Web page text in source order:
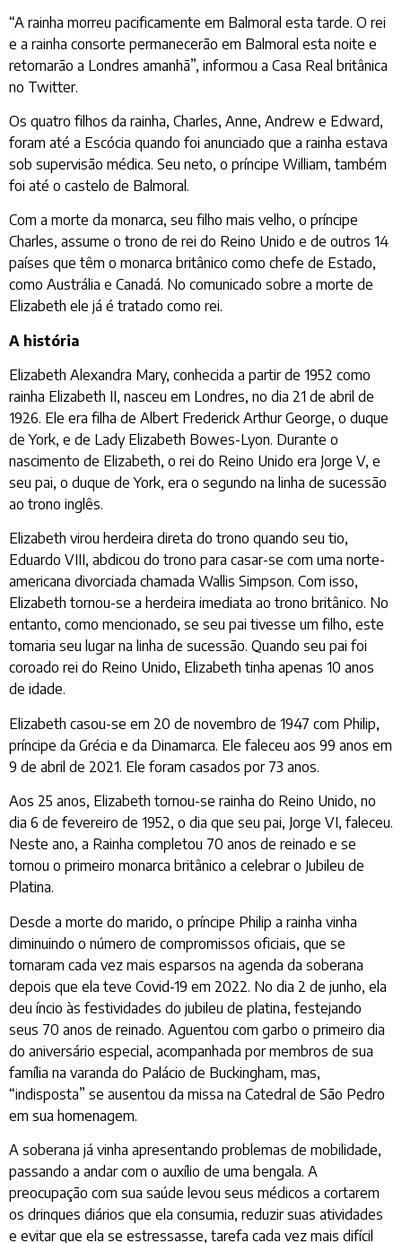
“A rainha morreu pacificamente em Balmoral esta tarde. O rei
e a rainha consorte permanecerão em Balmoral esta noite e
retornarão a Londres amanhã”, informou a Casa Real britânica
no Twitter.
Os quatro filhos da rainha, Charles, Anne, Andrew e Edward,
foram até a Escócia quando foi anunciado que a rainha estava
sob supervisão médica. Seu neto, o príncipe William, também
foi até o castelo de Balmoral.
Com a morte da monarca, seu filho mais velho, o príncipe
Charles, assume o trono de rei do Reino Unido e de outros 14
países que têm o monarca britânico como chefe de Estado,
como Austrália e Canadá. No comunicado sobre a morte de
Elizabeth ele já é tratado como rei.
A história
Elizabeth Alexandra Mary, conhecida a partir de 1952 como
rainha Elizabeth II, nasceu em Londres, no dia 21 de abril de
1926. Ele era filha de Albert Frederick Arthur George, o duque
de York, e de Lady Elizabeth Bowes-Lyon. Durante o
nascimento de Elizabeth, o rei do Reino Unido era Jorge V, e
seu pai, o duque de York, era o segundo na linha de sucessão
ao trono inglês.
Elizabeth virou herdeira direta do trono quando seu tio,
Eduardo VIII, abdicou do trono para casar-se com uma norte-
americana divorciada chamada Wallis Simpson. Com isso,
Elizabeth tornou-se a herdeira imediata ao trono britânico. No
entanto, como mencionado, se seu pai tivesse um filho, este
tomaria seu lugar na linha de sucessão. Quando seu pai foi
coroado rei do Reino Unido, Elizabeth tinha apenas 10 anos
de idade.
Elizabeth casou-se em 20 de novembro de 1947 com Philip,
príncipe da Grécia e da Dinamarca. Ele faleceu aos 99 anos em
9 de abril de 2021. Ele foram casados por 73 anos.
Aos 25 anos, Elizabeth tornou-se rainha do Reino Unido, no
dia 6 de fevereiro de 1952, o dia que seu pai, Jorge VI, faleceu.
Neste ano, a Rainha completou 70 anos de reinado e se
tornou o primeiro monarca britânico a celebrar o Jubileu de
Platina.
Desde a morte do marido, o príncipe Philip a rainha vinha
diminuindo o número de compromissos oficiais, que se
tornaram cada vez mais esparsos na agenda da soberana
depois que ela teve Covid-19 em 2022. No dia 2 de junho, ela
deu íncio às festividades do jubileu de platina, festejando
seus 70 anos de reinado. Aguentou com garbo o primeiro dia
do aniversário especial, acompanhada por membros de sua
família na varanda do Palácio de Buckingham, mas,
“indisposta” se ausentou da missa na Catedral de São Pedro
em sua homenagem.
A soberana já vinha apresentando problemas de mobilidade,
passando a andar com o auxílio de uma bengala. A
preocupação com sua saúde levou seus médicos a cortarem
os drinques diários que ela consumia, reduzir suas atividades
e evitar que ela se estressasse, tarefa cada vez mais difícil